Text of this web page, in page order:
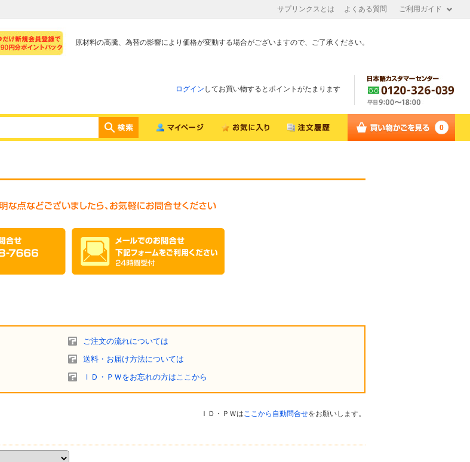
サプリンクスとは よくある質問 ご利用ガイド
原材料の高騰、為替の影響により価格が変動する場合がございますので、ご了承ください。
ログイン してお買い物するとポイントがたまります
0
ご注文の流れについては
送料・お届け方法については
ＩＤ・ＰＷをお忘れの方はここから
ＩＤ・ＰＷはここから自動問合せをお願いします。